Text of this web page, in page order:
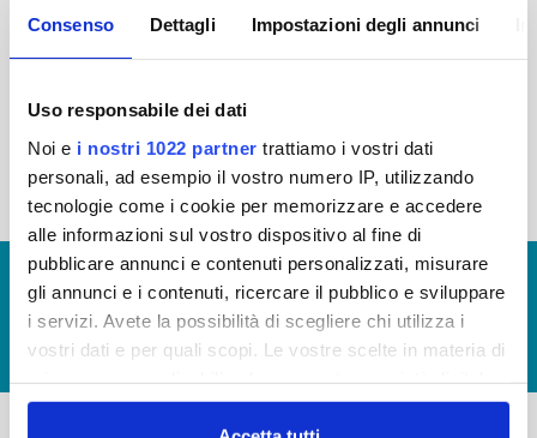
Consenso Dettagli Impostazioni degli annunci
Uso responsabile dei dati
Noi e i nostri 1022 partner trattiamo i vostri dati
personali, ad esempio il vostro numero IP, utilizzando
tecnologie come i cookie per memorizzare e accedere
alle informazioni sul vostro dispositivo al fine di
pubblicare annunci e contenuti personalizzati, misurare
gli annunci e i contenuti, ricercare il pubblico e sviluppare
i servizi. Avete la possibilità di scegliere chi utilizza i
vostri dati e per quali scopi. Le vostre scelte in materia di
in cui avete effettuato le vostre scelte. È possibile
2007 2006 2005
« prima ‹ precedente 1 2 3
6
7 8
© Copyright 2017 - 2026
GLOSSARIO
GIUDICA IL SERVIZIO
LAVORA CON NOI